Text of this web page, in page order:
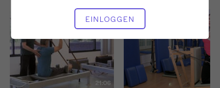
EINLOGGEN
21:06